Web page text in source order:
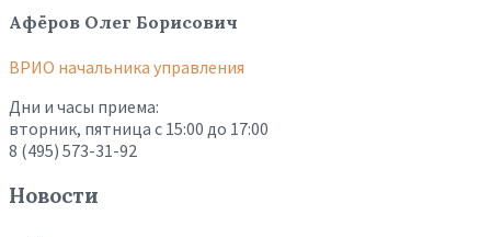
Афёров Олег Борисович
ВРИО начальника управления
Дни и часы приема:
вторник, пятница с 15:00 до 17:00
8 (495) 573-31-92
Новости